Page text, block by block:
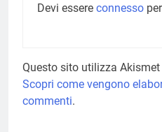
Devi essere connesso
Questo sito utilizza
Scopri come vengono
commenti.